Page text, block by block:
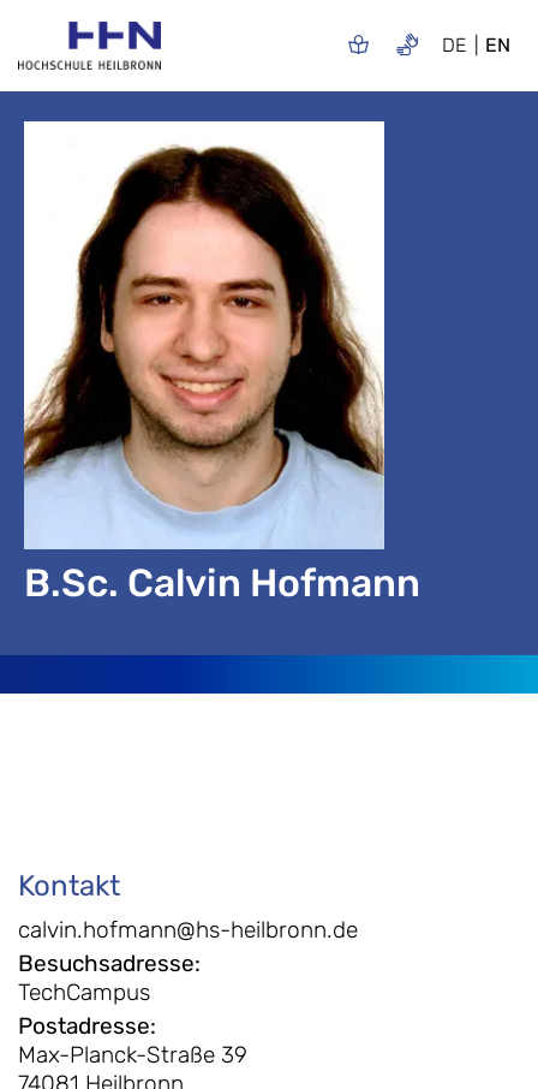
DE EN
B.Sc. Calvin Hofmann
Kontakt
calvin.hofmann@hs-heilbronn.de
Besuchsadresse:
TechCampus
Postadresse:
Max-Planck-Straße 39
74081 Heilbronn